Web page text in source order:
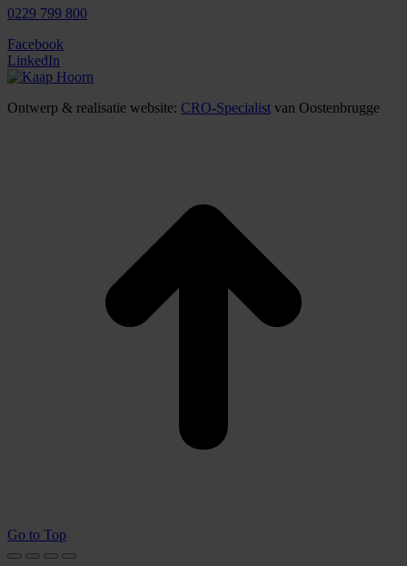
0229 799 800
Facebook
LinkedIn
Ontwerp & realisatie website: CRO-Specialist van Oostenbrugge
Go to Top